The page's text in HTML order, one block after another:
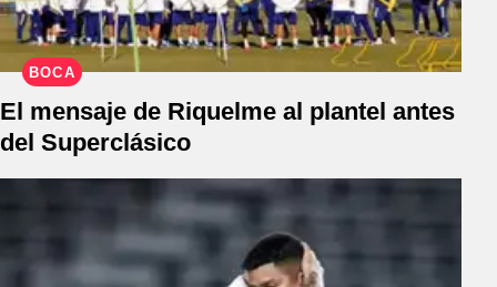
BOCA
El mensaje de Riquelme al plantel antes
del Superclásico